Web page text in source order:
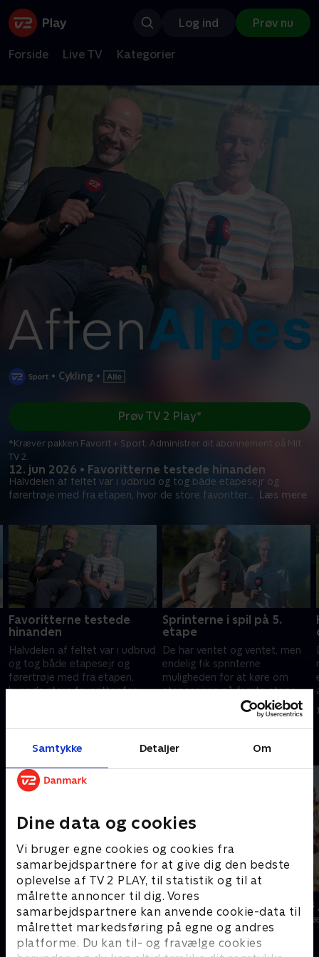
Samtykke Detaljer Om
Dine data og cookies
Vi bruger egne cookies og cookies fra
samarbejdspartnere for at give dig den bedste
oplevelse af TV 2 PLAY, til statistik og til at
målrette annoncer til dig. Vores
samarbejdspartnere kan anvende cookie-data til
målrettet markedsføring på egne og andres
platforme. Du kan til- og fravælge cookies
Log ind Prøv nu
Forside Live TV Kategorier
• Cykling •
12. jun 2026 • Favoritterne testede hinanden
Halvdelen af feltet var i udbrud og tog både etapesejr og
førertrøje med fra etapen, hvor de store favoritter... Læs mere
Prøv TV 2 Play*
*Kræver pakken Favorit + Sport. Administrer dit abonnement på Mit
TV 2.
Favoritterne testede
hinanden
Halvdelen af feltet var i udbrud
og tog både etapesejr og
førertrøje med fra etapen,
hvor de store favoritter for
Sprinterne i spil på 5.
etape
De har ventet og ventet, men
endelig fik sprinterne
muligheden for at køre om
etapesejren på femte etape af
Tour Auvergne-Rhône-Alpes.
11. juni 2026 • 15 min
Andre så også
Klovn
Komedie • 11 sæsoner
24
TV-Shows • 1